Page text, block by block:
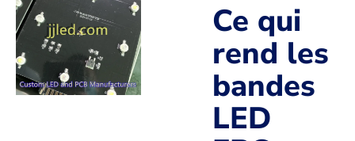
Ce qui
rend les
bandes
LED